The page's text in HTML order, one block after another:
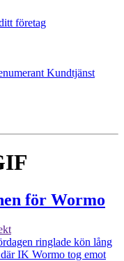
företag
Kundtjänst
för Wormo